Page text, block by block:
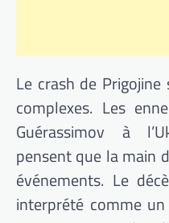
Le crash de
complexes. Les
Guérassimov à
pensent que la main
événements. Le
interprété comme